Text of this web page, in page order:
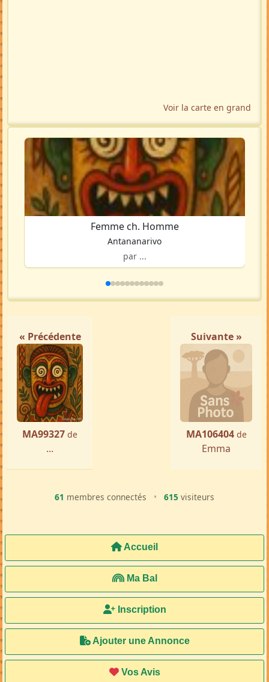
Voir la carte en grand
Femme ch. Homme
Antananarivo
par ...
« Précédente
MA99327 de
...
Suivante »
MA106404 de
Emma
61 membres connectés • 615 visiteurs
Accueil
Ma Bal
Inscription
Ajouter une Annonce
Vos Avis